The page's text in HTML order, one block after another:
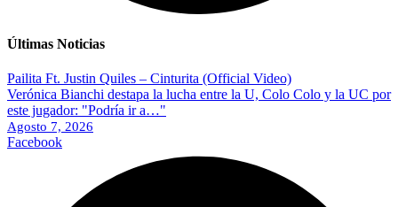
Últimas Noticias
Pailita Ft. Justin Quiles – Cinturita (Official Video)
Verónica Bianchi destapa la lucha entre la U, Colo Colo y la UC por
este jugador: "Podría ir a…"
Agosto 7, 2026
Facebook